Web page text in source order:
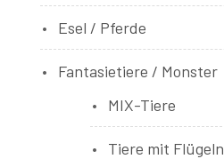
Esel / Pferde
Fantasietiere / Monster
MIX-Tiere
Tiere mit Flügeln